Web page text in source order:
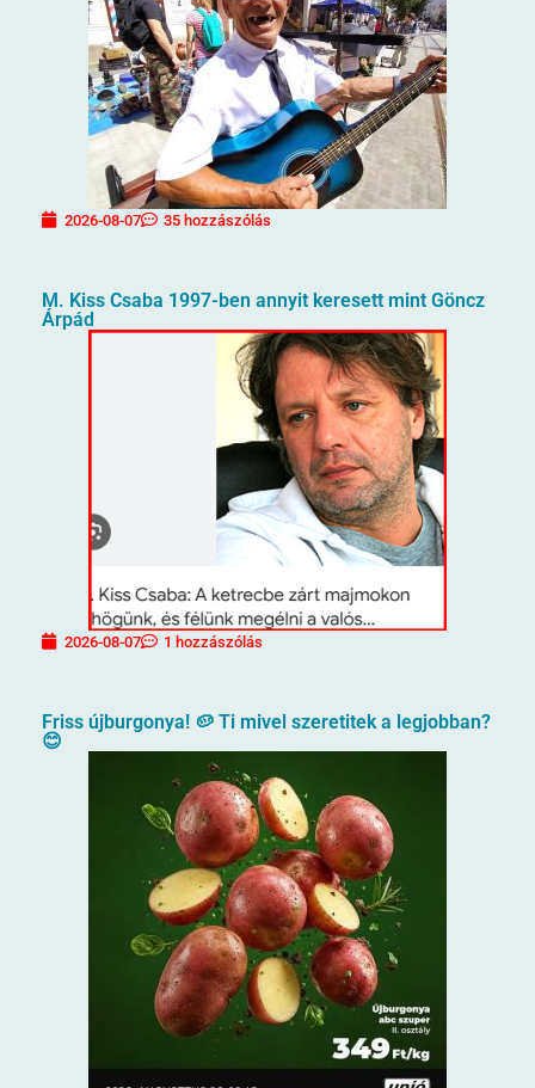
2026-08-07 35 hozzászólás
M. Kiss Csaba 1997-ben annyit keresett mint Göncz
Árpád
2026-08-07 1 hozzászólás
Friss újburgonya! 🥔 Ti mivel szeretitek a legjobban?
😊